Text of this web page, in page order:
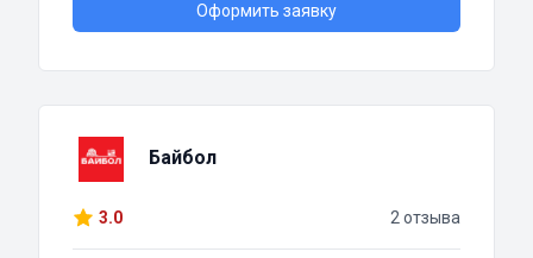
Оформить заявку
Байбол
3.0 2 отзыва